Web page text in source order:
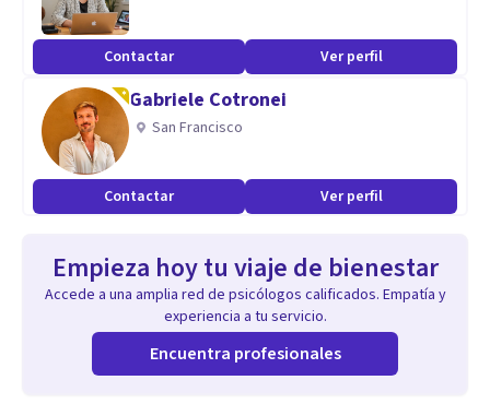
Contactar Ver perfil
Gabriele Cotronei
San Francisco
Contactar Ver perfil
Empieza hoy tu viaje de bienestar
Accede a una amplia red de psicólogos calificados. Empatía y
experiencia a tu servicio.
Encuentra profesionales